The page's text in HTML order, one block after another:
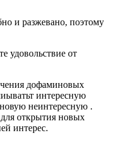
и разжевано, поэтому
удовольствие от
дофаминовых
интересную
неинтересную .
открытия новых
интерес.